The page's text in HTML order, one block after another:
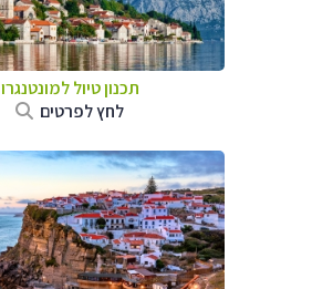
תכנון טיול למונטנגרו
לחץ לפרטים